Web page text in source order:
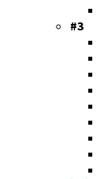
#3